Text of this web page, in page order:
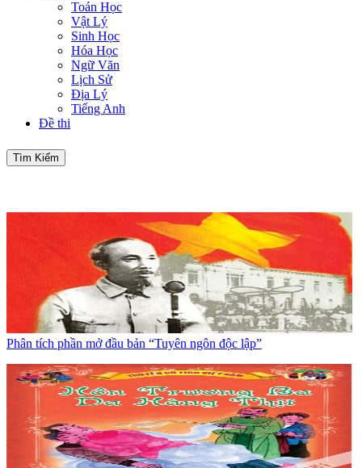
Toán Học
Vật Lý
Sinh Học
Hóa Học
Ngữ Văn
Lịch Sử
Địa Lý
Tiếng Anh
Đề thi
Tìm Kiếm
Phân tích phần mở đầu bản “Tuyên ngôn độc lập”